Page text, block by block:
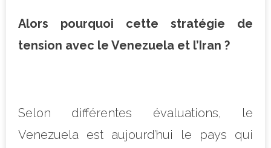
Alors pourquoi cette stratégie de
tension avec le Venezuela et l’Iran ?
Selon différentes évaluations, le
Venezuela est aujourd’hui le pays qui